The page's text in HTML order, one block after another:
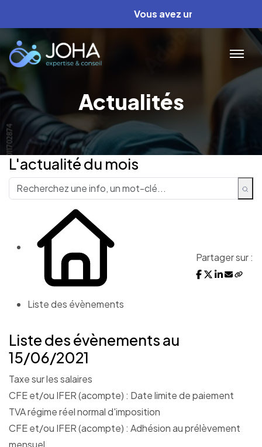
Vous avez un projet ? Nous
Actualités
L'actualité du mois
Liste des évènements
Partager sur :
Liste des évènements au
15/06/2021
Taxe sur les salaires
CFE et/ou IFER (acompte) : Date limite de paiement
TVA régime réel normal d'imposition
CFE et/ou IFER (acompte) : Adhésion au prélèvement
mensuel